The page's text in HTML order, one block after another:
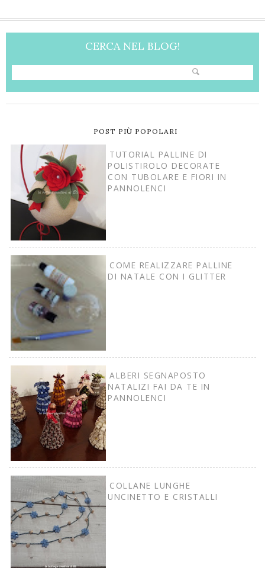
CERCA NEL BLOG!
POST PIÙ POPOLARI
TUTORIAL PALLINE DI
POLISTIROLO DECORATE
CON TUBOLARE E FIORI IN
PANNOLENCI
COME REALIZZARE PALLINE
DI NATALE CON I GLITTER
ALBERI SEGNAPOSTO
NATALIZI FAI DA TE IN
PANNOLENCI
COLLANE LUNGHE
UNCINETTO E CRISTALLI